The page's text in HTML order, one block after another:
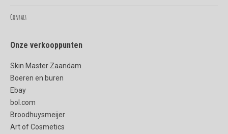
Contact
Onze verkooppunten
Skin Master Zaandam
Boeren en buren
Ebay
bol.com
Broodhuysmeijer
Art of Cosmetics